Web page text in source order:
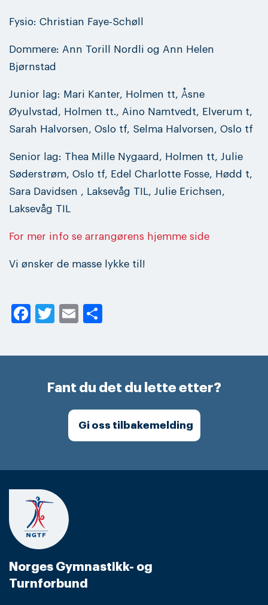
Fysio: Christian Faye-Schøll
Dommere: Ann Torill Nordli og Ann Helen
Bjørnstad
Junior lag: Mari Kanter, Holmen tt, Åsne
Øyulvstad, Holmen tt., Aino Namtvedt, Elverum t,
Sarah Halvorsen, Oslo tf, Selma Halvorsen, Oslo tf
Senior lag: Thea Mille Nygaard, Holmen tt, Julie
Søderstrøm, Oslo tf, Edel Charlotte Fosse, Hødd t,
Sara Davidsen , Laksevåg TIL, Julie Erichsen,
Laksevåg TIL
For mer info se arrangørens hjemme side
Vi ønsker de masse lykke til!
Facebook
Twitter
Email
Fant du det du lette etter?
Gi oss tilbakemelding
Norges Gymnastikk- og
Turnforbund